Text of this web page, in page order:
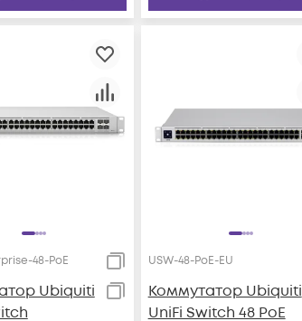
48-PoE
Ubiquiti
USW-48-PoE-EU
Коммутатор Ubiquiti
UniFi Switch 48 PoE